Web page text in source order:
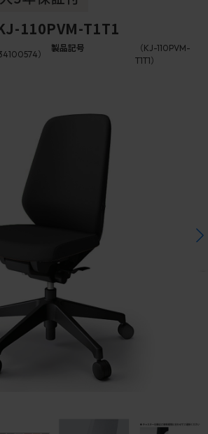
110PVM-T1T1
34100574）
製品記号
（KJ-110PVM-
T1T1）